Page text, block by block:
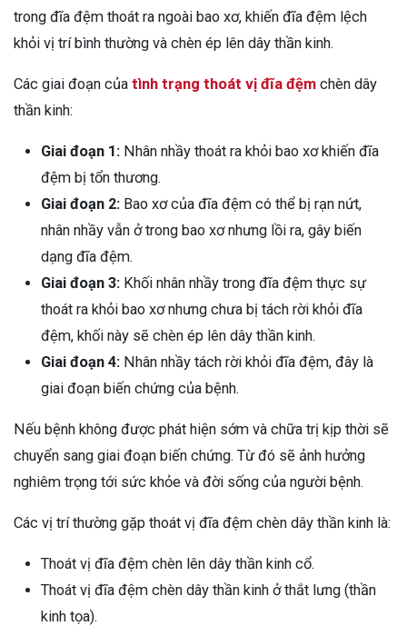
trong đĩa đệm thoát ra ngoài bao xơ, khiến đĩa đệm lệch
khỏi vị trí bình thường và chèn ép lên dây thần kinh.
Các giai đoạn của tình trạng thoát vị đĩa đệm chèn dây
thần kinh:
Giai đoạn 1: Nhân nhầy thoát ra khỏi bao xơ khiến đĩa
đệm bị tổn thương.
Giai đoạn 2: Bao xơ của đĩa đệm có thể bị rạn nứt,
nhân nhầy vẫn ở trong bao xơ nhưng lồi ra, gây biến
dạng đĩa đệm.
Giai đoạn 3: Khối nhân nhầy trong đĩa đệm thực sự
thoát ra khỏi bao xơ nhưng chưa bị tách rời khỏi đĩa
đệm, khối này sẽ chèn ép lên dây thần kinh.
Giai đoạn 4: Nhân nhầy tách rời khỏi đĩa đệm, đây là
giai đoạn biến chứng của bệnh.
Nếu bệnh không được phát hiện sớm và chữa trị kịp thời sẽ
chuyển sang giai đoạn biến chứng. Từ đó sẽ ảnh hưởng
nghiêm trọng tới sức khỏe và đời sống của người bệnh.
Các vị trí thường gặp thoát vị đĩa đệm chèn dây thần kinh là:
Thoát vị đĩa đệm chèn lên dây thần kinh cổ.
Thoát vị đĩa đệm chèn dây thần kinh ở thắt lưng (thần
kinh tọa).